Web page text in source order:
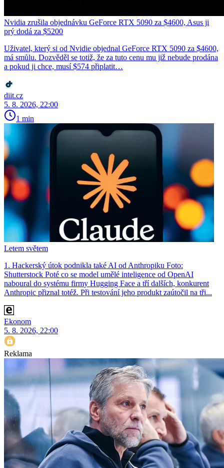
Nvidia zrušila objednávku GeForce RTX 5090 za $4600, Asus ji
prý dodá za $5200
Uživatel, který si od Nvidie objednal GeForce RTX 5090 za $4600,
má smůlu. Dozvěděl se totiž, že za tuto cenu mu již nebude prodána
a pokud ji chce, musí $574 připlatit…
diit.cz
5. 8. 2026, 22:00
1 min
Letem světem
1. Hackerský útok podnikla také AI od Anthropiku Foto:
Shutterstock Poté co se model umělé inteligence od OpenAI
naboural do systému firmy Hugging Face a tří dalších, konkurent
Anthro­pic přiznal totéž. Při testování jeho produkt zaútočil na tři...
Ekonom
5. 8. 2026, 22:00
Reklama